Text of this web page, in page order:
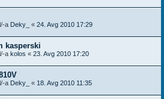
a Deky_ « 24. Avg 2010 17:29
kasperski
a kolos « 23. Avg 2010 17:20
a Deky_ « 18. Avg 2010 11:35